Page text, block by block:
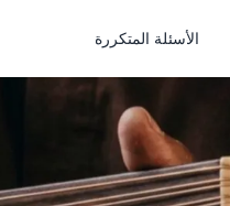
الأسئلة المتكررة